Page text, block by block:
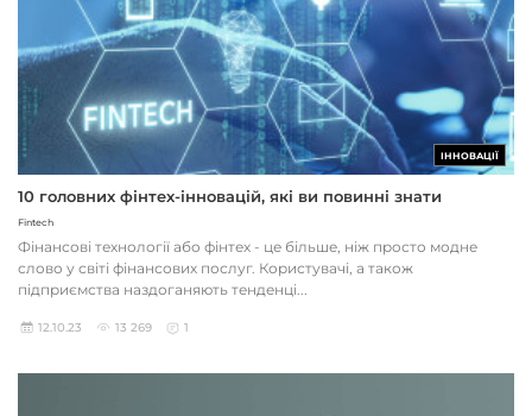
ІННОВАЦІЇ
10 головних фінтех-інновацій, які ви повинні знати
Fintech
Фінансові технології або фінтех - це більше, ніж просто модне
слово у світі фінансових послуг. Користувачі, а також
підприємства наздоганяють тенденці...
12.10.23 13 269 1